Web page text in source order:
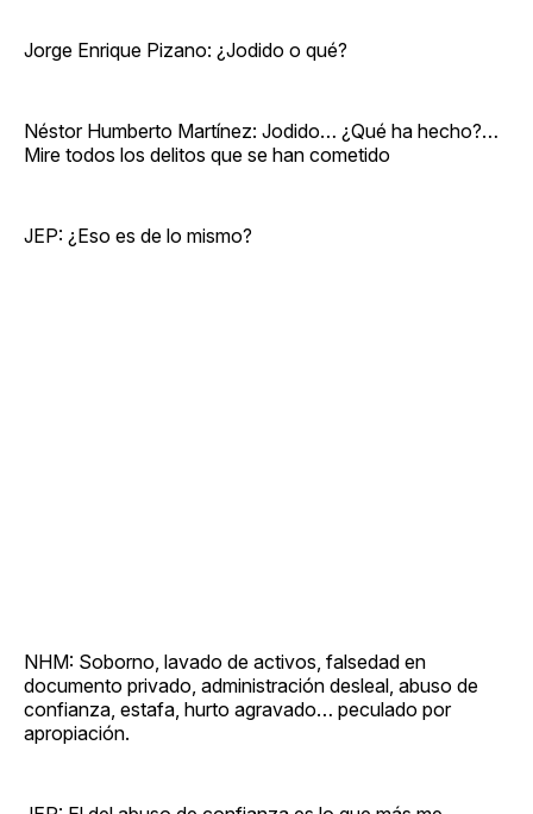
Jorge Enrique Pizano: ¿Jodido o qué?
Néstor Humberto Martínez: Jodido… ¿Qué ha hecho?…
Mire todos los delitos que se han cometido
JEP: ¿Eso es de lo mismo?
NHM: Soborno, lavado de activos, falsedad en
documento privado, administración desleal, abuso de
confianza, estafa, hurto agravado… peculado por
apropiación.